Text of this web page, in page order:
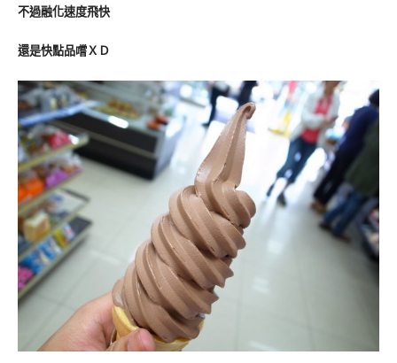
不過融化速度飛快
還是快點品嚐ＸＤ